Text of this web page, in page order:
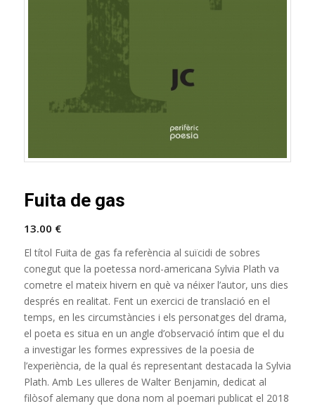
Fuita de gas
13.00 €
El títol Fuita de gas fa referència al suïcidi de sobres
conegut que la poetessa nord-americana Sylvia Plath va
cometre el mateix hivern en què va néixer l’autor, uns dies
després en realitat. Fent un exercici de translació en el
temps, en les circumstàncies i els personatges del drama,
el poeta es situa en un angle d’observació íntim que el du
a investigar les formes expressives de la poesia de
l’experiència, de la qual és representant destacada la Sylvia
Plath. Amb Les ulleres de Walter Benjamin, dedicat al
filòsof alemany que dona nom al poemari publicat el 2018